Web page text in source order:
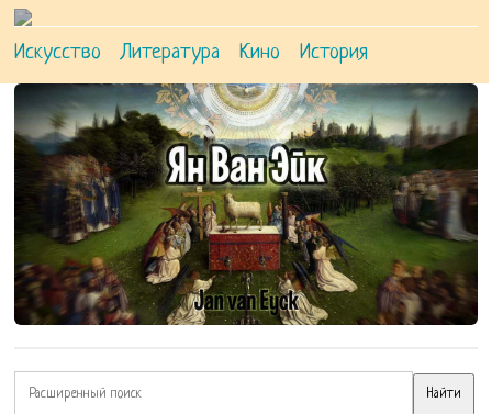
Искусство Литература Кино История